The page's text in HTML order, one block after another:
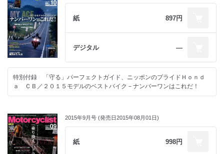
紙 897円
デジタル ―
特別付録 「守る」パーフェクトガイド、ニッポンのプライドＨｏｎｄ
ａ ＣＢ／２０１５モデルのベストバイク－ナンバーワンはこれだ！
2015年9月号 (発売日2015年08月01日)
紙 998円